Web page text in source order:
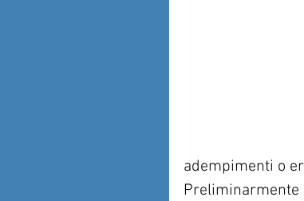
adempimenti o